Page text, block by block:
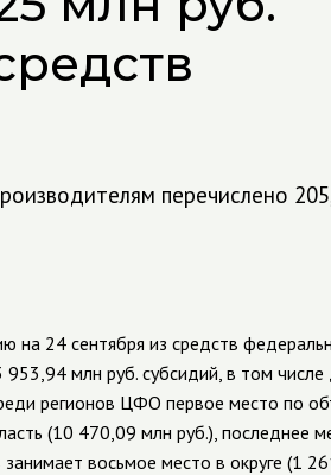
перечислено
на 24 сентября из средств
млн руб. субсидий, в том числе
регионов ЦФО первое место по
(10 470,09 млн руб.), последнее
восьмое место в округе (1